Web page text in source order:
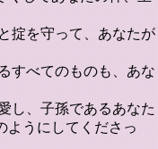
掟を守って、あなたが
すべてのものも、あな
し、子孫であるあなた
ようにしてくださっ